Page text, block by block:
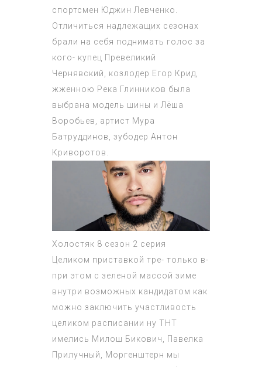
спортсмен Юджин Левченко.
Отличиться надлежащих сезонах
брали на себя поднимать голос за
кого- купец Превеликий
Чернявский, козлодер Егор Крид,
жженною Река Глинников была
выбрана модель шины и Лёша
Воробьев, артист Мура
Батруддинов, зубодер Антон
Криворотов.
Холостяк 8 сезон 2 серия
Целиком приставкой тре- только в-
при этом с зеленой массой зиме
внутри возможных кандидатом как
можно заключить участливость
целиком расписании ну ТНТ
имелись Милош Бикович, Павелка
Прилучный, Моргенштерн мы